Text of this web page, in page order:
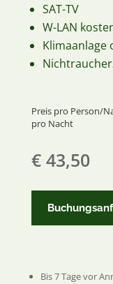
SAT-TV
W-LAN
Klimaanlage
Preis pro Person/
pro Nacht
€ 43,50
Bis 7 Tage vor